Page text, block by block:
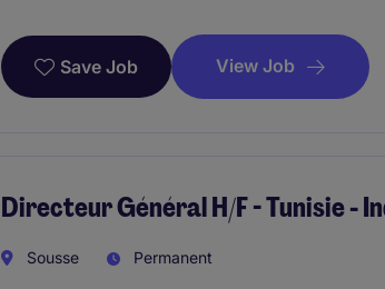
Save Job View Job
Directeur Général H/F - Tunisie -
Sousse Permanent